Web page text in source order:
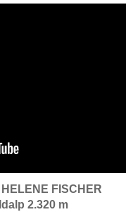
FISCHER
2.320 m